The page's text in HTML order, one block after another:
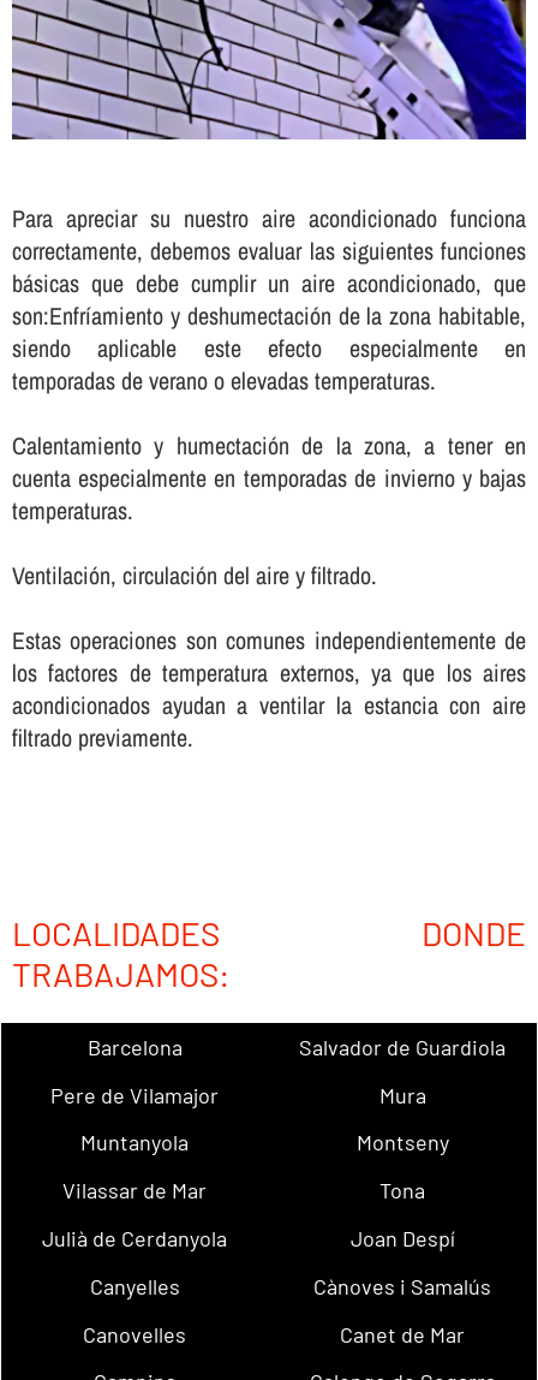
Para apreciar su nuestro aire acondicionado funciona
correctamente, debemos evaluar las siguientes funciones
básicas que debe cumplir un aire acondicionado, que
son:Enfrí­amiento y deshumectación de la zona habitable,
siendo aplicable este efecto especialmente en
temporadas de verano o elevadas temperaturas.
Calentamiento y humectación de la zona, a tener en
cuenta especialmente en temporadas de invierno y bajas
temperaturas.
Ventilación, circulación del aire y filtrado.
Estas operaciones son comunes independientemente de
los factores de temperatura externos, ya que los aires
acondicionados ayudan a ventilar la estancia con aire
filtrado previamente.
LOCALIDADES DONDE
TRABAJAMOS:
Barcelona
Salvador de Guardiola
Pere de Vilamajor
Mura
Muntanyola
Montseny
Vilassar de Mar
Tona
Julià de Cerdanyola
Joan Despí
Canyelles
Cànoves i Samalús
Canovelles
Canet de Mar